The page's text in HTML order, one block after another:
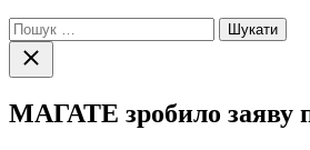
Пошук:
Закрити
пошук
МАГАТЕ зробило заяву